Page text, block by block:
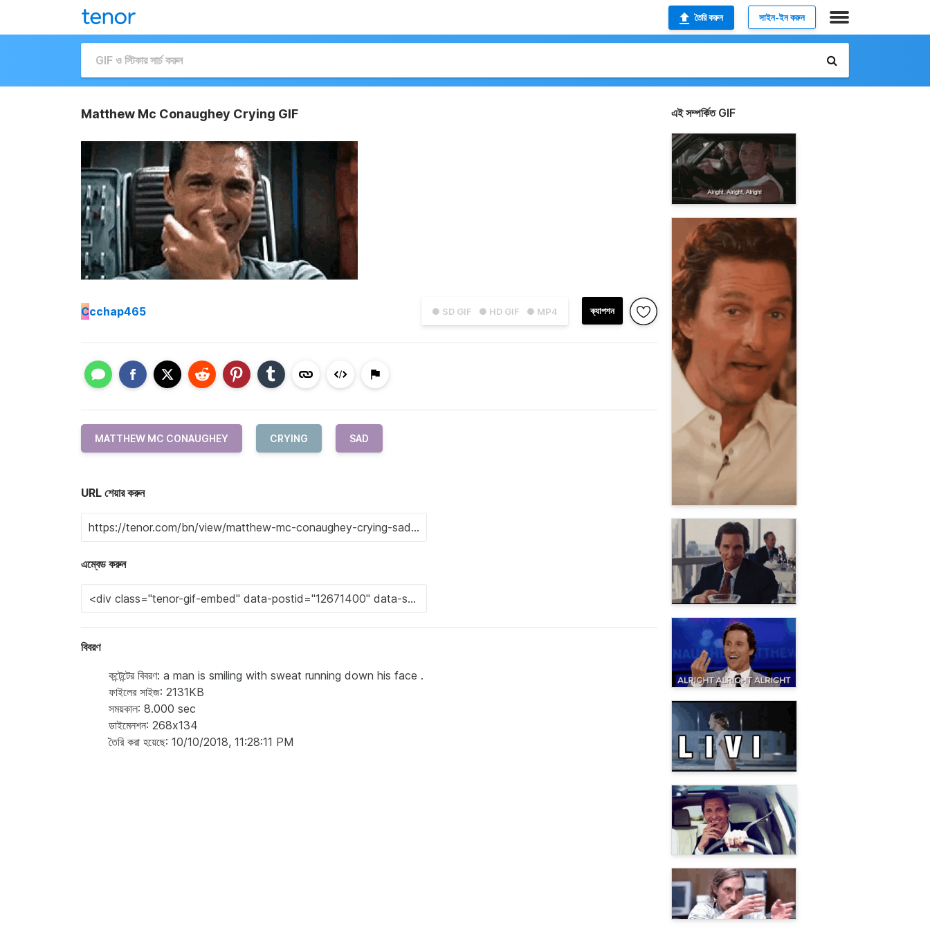
তৈরি করুন সাইন-ইন করুন
Matthew Mc Conaughey Crying GIF
● SD GIF ● HD GIF ● MP4 ক্যাপশন
Ccchap465
MATTHEW MC CONAUGHEY CRYING SAD
URL শেয়ার করুন
এম্বেড করুন
বিবরণ
কন্টেন্টের বিবরণ: a man is smiling with sweat running down his face .
ফাইলের সাইজ: 2131KB
সময়কাল: 8.000 sec
ডাইমেনশন: 268x134
তৈরি করা হয়েছে: 10/10/2018, 11:28:11 PM
এই সম্পর্কিত GIF